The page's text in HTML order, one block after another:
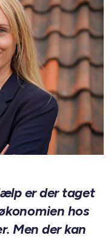
er der taget
hos
Men der kan